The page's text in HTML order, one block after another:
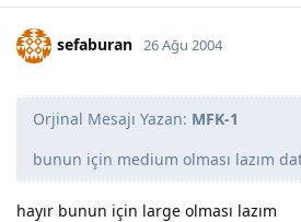
sefaburan 26 Ağu 2004
Orjinal Mesajı Yazan: MFK-1
bunun için medium olması lazım
hayır bunun için large olması lazım